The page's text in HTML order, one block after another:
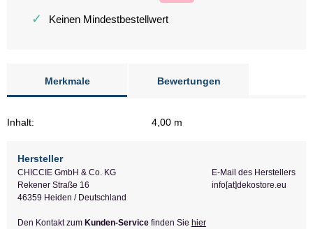
✓ Keinen Mindestbestellwert
Merkmale Bewertungen
Inhalt: 4,00 m
Hersteller
CHICCIE GmbH & Co. KG
Rekener Straße 16
46359 Heiden / Deutschland
E-Mail des Herstellers
info[at]dekostore.eu
Den Kontakt zum Kunden-Service finden Sie hier